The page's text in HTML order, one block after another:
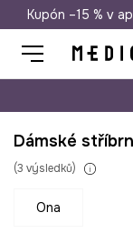
Doprava
Kupón –15 % v
Dámské
(3 výsledků)
ona